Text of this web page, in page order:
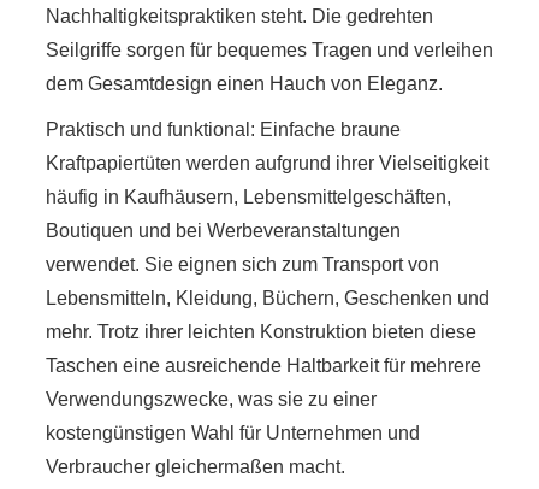
Nachhaltigkeitspraktiken steht. Die gedrehten
Seilgriffe sorgen für bequemes Tragen und verleihen
dem Gesamtdesign einen Hauch von Eleganz.
Praktisch und funktional: Einfache braune
Kraftpapiertüten werden aufgrund ihrer Vielseitigkeit
häufig in Kaufhäusern, Lebensmittelgeschäften,
Boutiquen und bei Werbeveranstaltungen
verwendet. Sie eignen sich zum Transport von
Lebensmitteln, Kleidung, Büchern, Geschenken und
mehr. Trotz ihrer leichten Konstruktion bieten diese
Taschen eine ausreichende Haltbarkeit für mehrere
Verwendungszwecke, was sie zu einer
kostengünstigen Wahl für Unternehmen und
Verbraucher gleichermaßen macht.